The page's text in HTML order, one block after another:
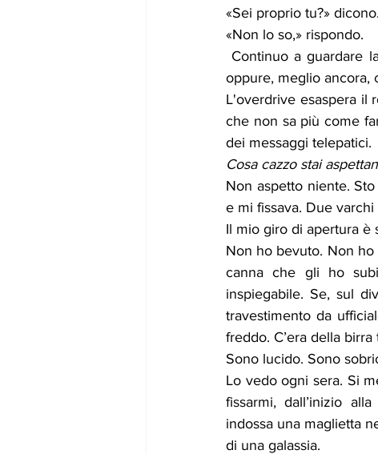
«Sei proprio tu?» dicono.
«Non lo so,» rispondo.
oppure, meglio ancora,
L'overdrive esaspera il
che non sa più come
dei messaggi telepatici.
Cosa cazzo stai
Non aspetto niente.
e mi fissava. Due
Il mio giro di apertura è
Non ho bevuto. Non
canna che gli ho
inspiegabile. Se, sul
travestimento da
freddo. C’era della
Sono lucido. Sono
Lo vedo ogni sera. Si
fissarmi, dall’inizio
indossa una maglietta
di una galassia.